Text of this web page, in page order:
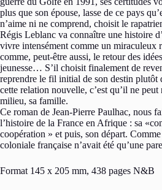
plus que son épouse, lasse de ce pays
n’aime ni ne comprend, choisit le
Régis Leblanc va connaître une histoire
vivre intensément comme un miraculeux
comme, peut-être aussi, le retour des
jeunesse… S’il choisit finalement de
reprendre le fil initial de son destin plutôt
cette relation nouvelle, c’est qu’il ne
milieu, sa famille.
Ce roman de Jean-Pierre Paulhac, nous
l’histoire de la France en Afrique : sa
coopération » et puis, son départ.
coloniale française n’avait été qu’une
Format 145 x 205 mm, 438 pages N&B